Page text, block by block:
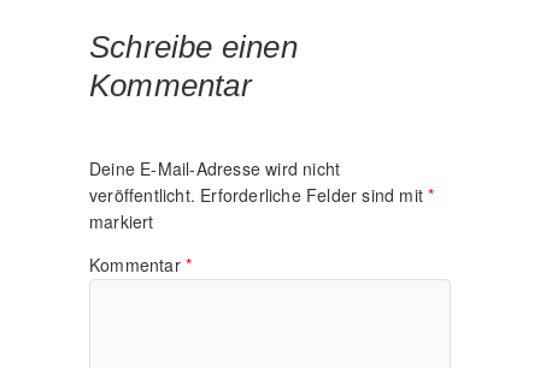
Schreibe einen
Kommentar
Deine E-Mail-Adresse wird nicht
veröffentlicht. Erforderliche Felder sind mit*
markiert
Kommentar *